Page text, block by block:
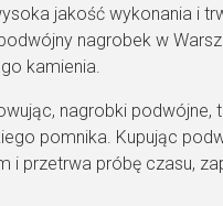
jakość wykonania i
nagrobek w
kamienia.
nagrobki podwójne,
pomnika. Kupując
i przetrwa próbę czasu,